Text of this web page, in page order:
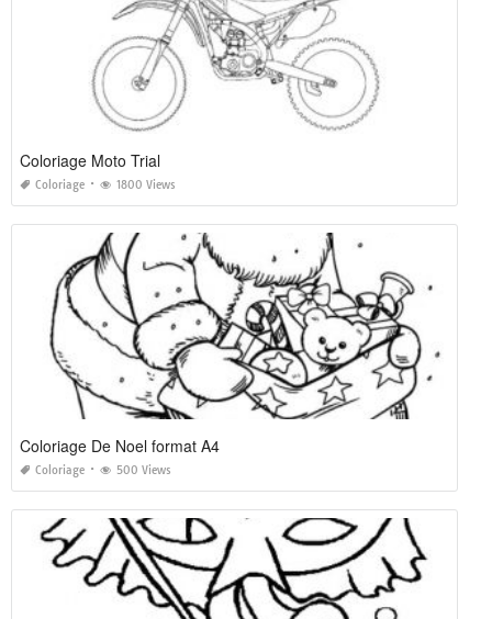
Coloriage Moto Trial
Coloriage 1800 Views
Coloriage De Noel format A4
Coloriage 500 Views